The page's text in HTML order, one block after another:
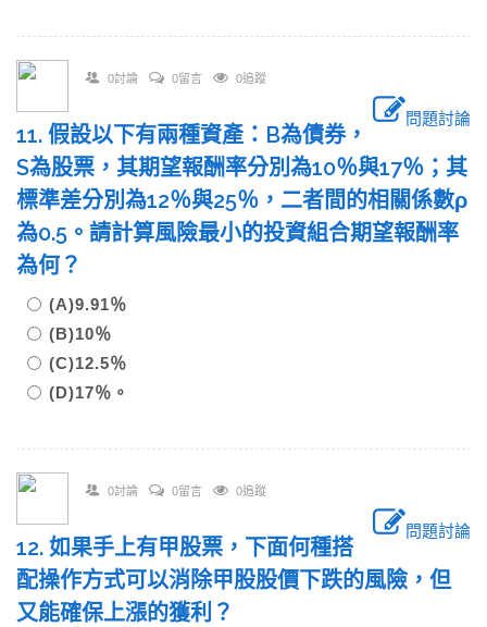
0討論 0留言 0追蹤
問題討論
11. 假設以下有兩種資產：B為債券，
S為股票，其期望報酬率分別為10％與17％；其
標準差分別為12％與25％，二者間的相關係數ρ
為0.5。請計算風險最小的投資組合期望報酬率
為何？
(A)9.91％
(B)10％
(C)12.5％
(D)17％。
0討論 0留言 0追蹤
問題討論
12. 如果手上有甲股票，下面何種搭
配操作方式可以消除甲股股價下跌的風險，但
又能確保上漲的獲利？